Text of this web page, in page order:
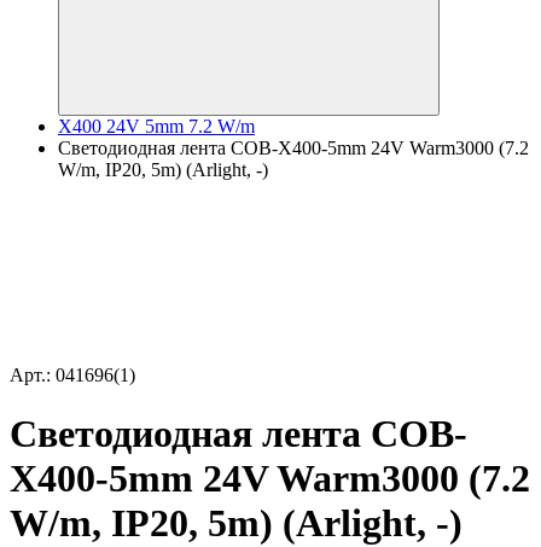
X400 24V 5mm 7.2 W/m
Светодиодная лента COB-X400-5mm 24V Warm3000 (7.2
W/m, IP20, 5m) (Arlight, -)
Арт.: 041696(1)
Светодиодная лента COB-
X400-5mm 24V Warm3000 (7.2
W/m, IP20, 5m) (Arlight, -)